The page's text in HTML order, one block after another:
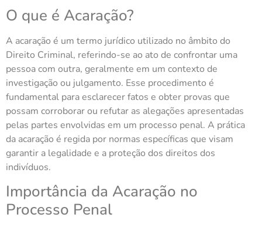
O que é Acaração?
A acaração é um termo jurídico utilizado no âmbito do
Direito Criminal, referindo-se ao ato de confrontar uma
pessoa com outra, geralmente em um contexto de
investigação ou julgamento. Esse procedimento é
fundamental para esclarecer fatos e obter provas que
possam corroborar ou refutar as alegações apresentadas
pelas partes envolvidas em um processo penal. A prática
da acaração é regida por normas específicas que visam
garantir a legalidade e a proteção dos direitos dos
indivíduos.
Importância da Acaração no
Processo Penal